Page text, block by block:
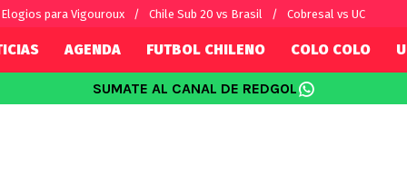
Elogios para Vigouroux Chile Sub 20 vs Brasil Cobresal vs UC
AGENDA FUTBOL CHILENO COLO COLO
SUMATE AL CANAL DE REDGOL